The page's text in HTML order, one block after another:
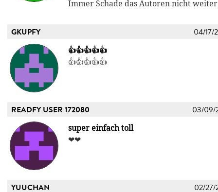
Immer Schade das Autoren nicht
GKUPFY 04/17/
👍👍👍👍👍
👍👍👍👍👍
READFY USER 172080 03/09/
super einfach toll
❤❤
YUUCHAN 02/27/